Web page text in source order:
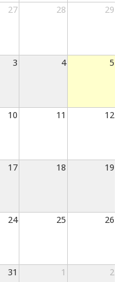
27
28 29
3 4 5
10 11 12
17 18 19
24 25 26
31 1 2